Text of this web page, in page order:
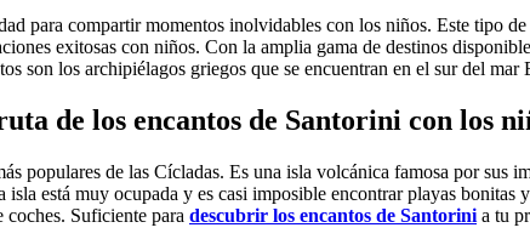
para compartir momentos inolvidables con los niños. Este tipo
exitosas con niños. Con la amplia gama de destinos
son los archipiélagos griegos que se encuentran en el sur del
de los encantos de Santorini con los
populares de las Cícladas. Es una isla volcánica famosa por sus
está muy ocupada y es casi imposible encontrar playas
Suficiente para descubrir los encantos de Santorini a tu